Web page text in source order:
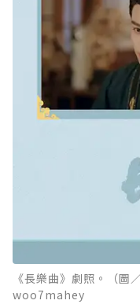
《長樂曲》劇照。（圖
woo7mahey